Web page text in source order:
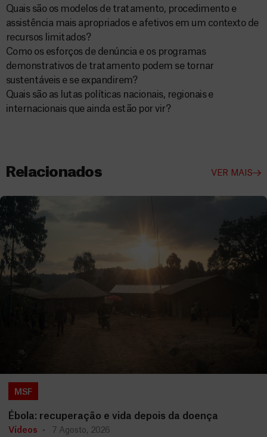
Quais são os modelos de tratamento, procedimento e
assistência mais apropriados e afetivos em um contexto de
recursos limitados?
Como os esforços de denúncia e os programas
demonstrativos de tratamento podem se tornar
sustentáveis e se expandirem?
Quais são as lutas políticas nacionais, regionais e
internacionais que ainda estão por vir?
Relacionados VER MAIS
MSF
Ébola: recuperação e vida depois da doença
Vídeos 7 Agosto, 2026